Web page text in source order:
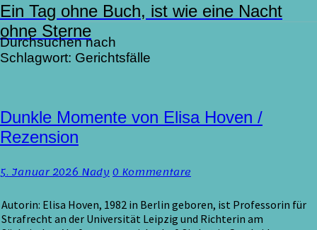
Ein Tag ohne Buch, ist wie eine Nacht
ohne Sterne
Durchsuchen nach
Schlagwort: Gerichtsfälle
Dunkle
Momente
von
Hoven
Rezension
Dunkle Momente von Elisa Hoven /
Rezension
5. Januar 2026NadyKommentare
0 Kommentare
Autorin: Elisa Hoven, 1982 in Berlin geboren, ist Professorin für
Strafrecht an der Universität Leipzig und Richterin am